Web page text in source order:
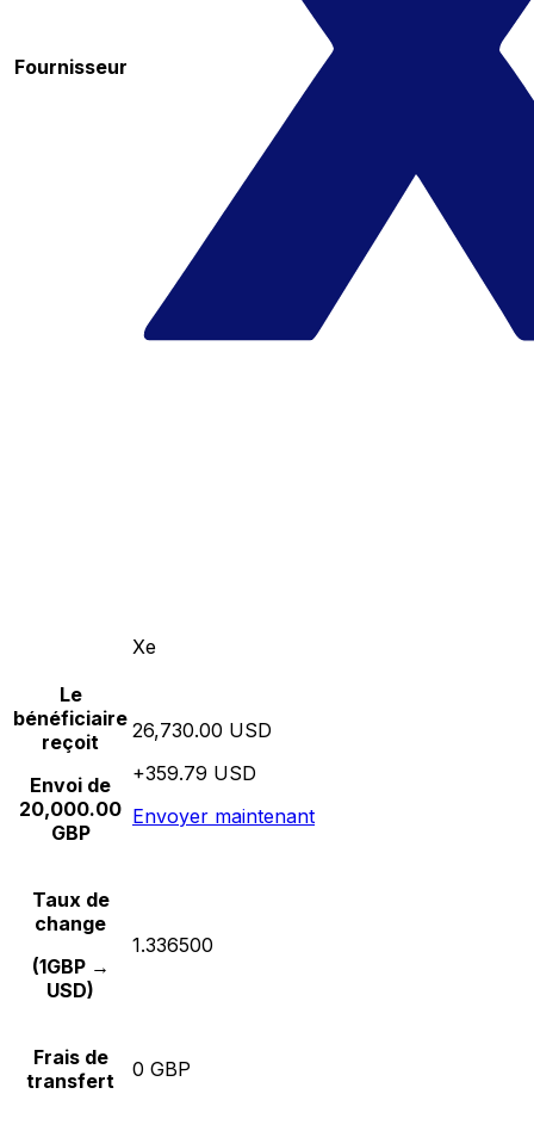
Fournisseur
Xe
Le
bénéficiaire
reçoit
Envoi de
20,000.00
GBP
26,730.00 USD
+359.79 USD
Envoyer maintenant
Taux de
change
(1GBP →
USD)
1.336500
Frais de
transfert
0 GBP